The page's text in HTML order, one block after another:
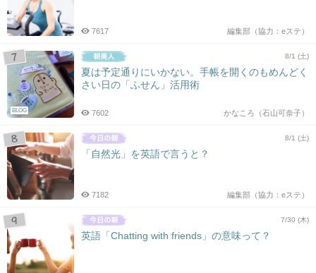
編集部（協力：eステ）
7617
BLOG
8/1 (土)
夏は予定通りにいかない。手帳を開くのもめんどく
さい日の「ふせん」活用術
かなころ（石山可奈子）
7602
8/1 (土)
「自然光」を英語で言うと？
編集部（協力：eステ）
7182
7/30 (木)
英語「Chatting with friends」の意味って？